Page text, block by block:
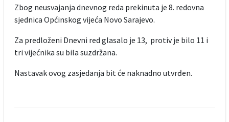
Zbog neusvajanja dnevnog reda prekinuta je 8. redovna
sjednica Općinskog vijeća Novo Sarajevo.
Za predloženi Dnevni red glasalo je 13, protiv je bilo 11 i
tri vijećnika su bila suzdržana.
Nastavak ovog zasjedanja bit će naknadno utvrđen.